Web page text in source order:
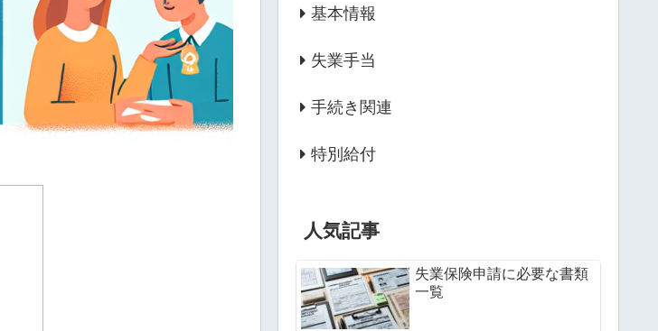
基本情報
失業手当
手続き関連
特別給付
人気記事
失業保険申請に必要な書類
一覧